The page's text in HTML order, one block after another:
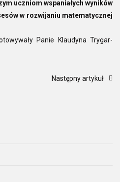
uczniom wspaniałych wyników
w rozwijaniu matematycznej
Panie Klaudyna Trygar-
Następny artykuł